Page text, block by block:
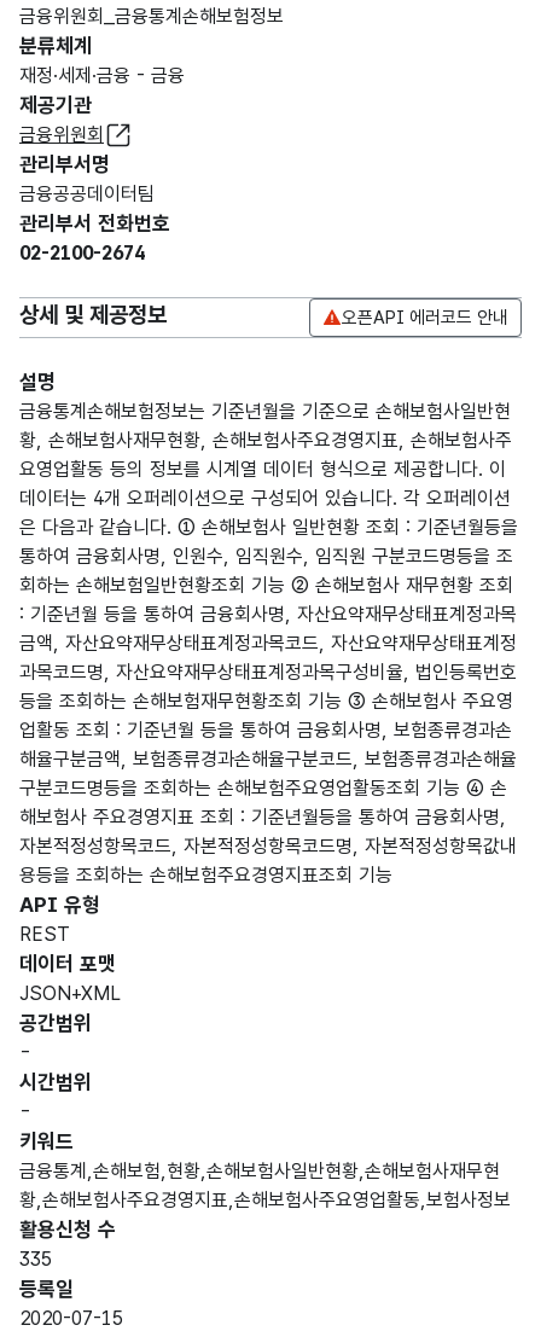
금융위원회_금융통계손해보험정보
분류체계
재정·세제·금융 - 금융
제공기관
금융위원회
관리부서명
금융공공데이터팀
관리부서 전화번호
02-2100-2674
상세 및 제공정보 오픈API 에러코드 안내
설명
금융통계손해보험정보는 기준년월을 기준으로 손해보험사일반현
황, 손해보험사재무현황, 손해보험사주요경영지표, 손해보험사주
요영업활동 등의 정보를 시계열 데이터 형식으로 제공합니다. 이
데이터는 4개 오퍼레이션으로 구성되어 있습니다. 각 오퍼레이션
은 다음과 같습니다. ① 손해보험사 일반현황 조회 : 기준년월등을
통하여 금융회사명, 인원수, 임직원수, 임직원 구분코드명등을 조
회하는 손해보험일반현황조회 기능 ② 손해보험사 재무현황 조회
: 기준년월 등을 통하여 금융회사명, 자산요약재무상태표계정과목
금액, 자산요약재무상태표계정과목코드, 자산요약재무상태표계정
과목코드명, 자산요약재무상태표계정과목구성비율, 법인등록번호
등을 조회하는 손해보험재무현황조회 기능 ③ 손해보험사 주요영
업활동 조회 : 기준년월 등을 통하여 금융회사명, 보험종류경과손
해율구분금액, 보험종류경과손해율구분코드, 보험종류경과손해율
구분코드명등을 조회하는 손해보험주요영업활동조회 기능 ④ 손
해보험사 주요경영지표 조회 : 기준년월등을 통하여 금융회사명,
자본적정성항목코드, 자본적정성항목코드명, 자본적정성항목값내
용등을 조회하는 손해보험주요경영지표조회 기능
API 유형
REST
데이터 포맷
JSON+XML
공간범위
-
시간범위
-
키워드
금융통계,손해보험,현황,손해보험사일반현황,손해보험사재무현
황,손해보험사주요경영지표,손해보험사주요영업활동,보험사정보
활용신청 수
335
등록일
2020-07-15